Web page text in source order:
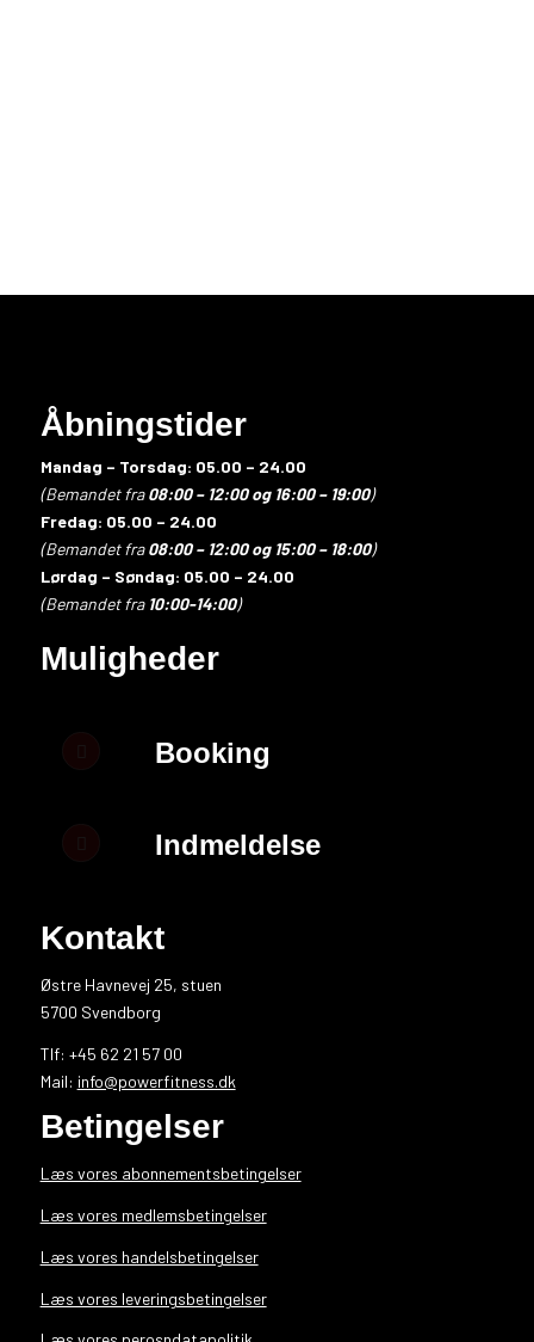
Åbningstider
Mandag – Torsdag: 05.00 – 24.00
(Bemandet fra08:00 – 12:00 og 16:00 – 19:00)
Fredag: 05.00 – 24.00
(Bemandet fra08:00 – 12:00 og 15:00 – 18:00)
Lørdag – Søndag: 05.00 – 24.00
(Bemandet fra 10:00-14:00)
Muligheder
Booking
Indmeldelse
Kontakt
Østre Havnevej 25, stuen
5700 Svendborg
Tlf: +45 62 21 57 00
Mail: info@powerfitness.dk
Betingelser
Læs vores abonnementsbetingelser
Læs vores medlemsbetingelser
Læs vores handelsbetingelser
Læs vores leveringsbetingelser